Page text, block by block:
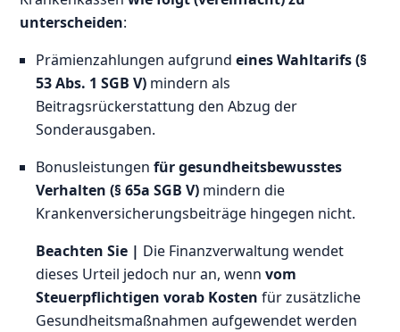
unterscheiden:
Prämienzahlungen aufgrundeines Wahltarifs (§
53 Abs. 1 SGB V) mindern als
Beitragsrückerstattung den Abzug der
Sonderausgaben.
Bonusleistungenfür gesundheitsbewusstes
Verhalten (§ 65a SGB V) mindern die
Krankenversicherungsbeiträge hingegen nicht.
Beachten Sie | Die Finanzverwaltung wendet
dieses Urteil jedoch nur an, wennvom
Steuerpflichtigen vorab Kosten für zusätzliche
Gesundheitsmaßnahmen aufgewendet werden